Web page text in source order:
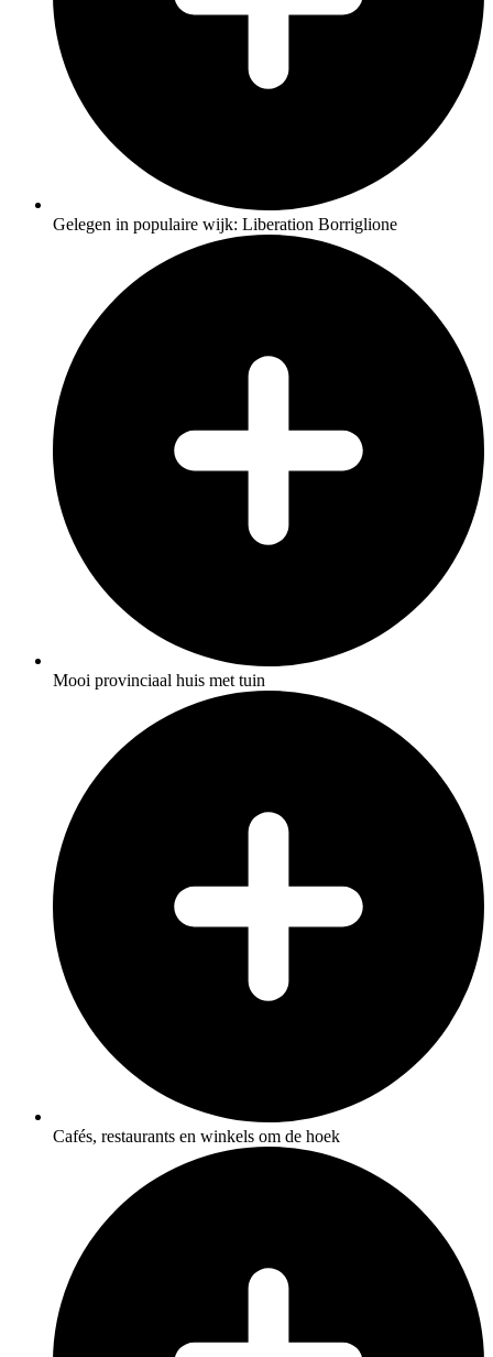
Gelegen in populaire wijk: Liberation Borriglione
Mooi provinciaal huis met tuin
Cafés, restaurants en winkels om de hoek